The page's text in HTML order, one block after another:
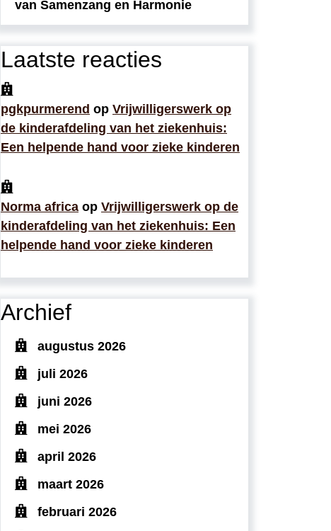
van Samenzang en Harmonie
Laatste reacties
pgkpurmerend op Vrijwilligerswerk op
de kinderafdeling van het ziekenhuis:
Een helpende hand voor zieke kinderen
Norma africa op Vrijwilligerswerk op de
kinderafdeling van het ziekenhuis: Een
helpende hand voor zieke kinderen
Archief
augustus 2026
juli 2026
juni 2026
mei 2026
april 2026
maart 2026
februari 2026